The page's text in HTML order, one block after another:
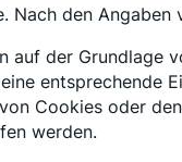
Nach den
auf der Grundlage
entsprechende
Cookies oder
werden.